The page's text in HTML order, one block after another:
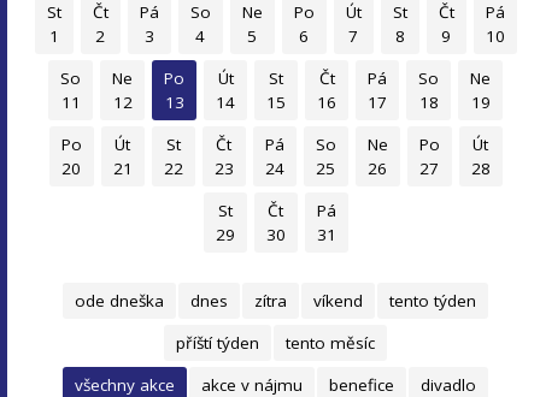
St
1
Čt
2
Pá
3
So
4
Ne
5
Po
6
Út
7
St
8
Čt
9
Pá
10
So
11
Ne
12
Po
13
Út
14
St
15
Čt
16
Pá
17
So
18
Ne
19
Po
20
Út
21
St
22
Čt
23
Pá
24
So
25
Ne
26
Po
27
Út
28
St
29
Čt
30
Pá
31
ode dneška dnes zítra víkend
tento týden
příští týden
tento měsíc
všechny akce
akce v nájmu benefice
divadlo